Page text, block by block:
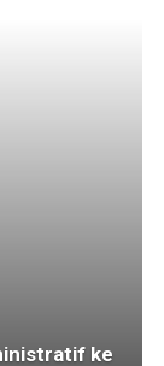
ke